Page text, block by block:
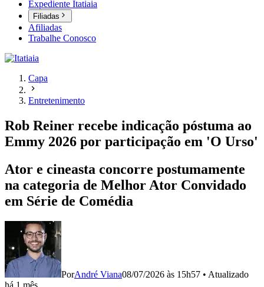
Expediente Itatiaia
Filiadas
Afiliadas
Trabalhe Conosco
Capa
Entretenimento
Rob Reiner recebe indicação póstuma ao
Emmy 2026 por participação em 'O Urso'
Ator e cineasta concorre postumamente
na categoria de Melhor Ator Convidado
em Série de Comédia
PorAndré Viana08/07/2026 às 15h57 • Atualizado
há 1 mês